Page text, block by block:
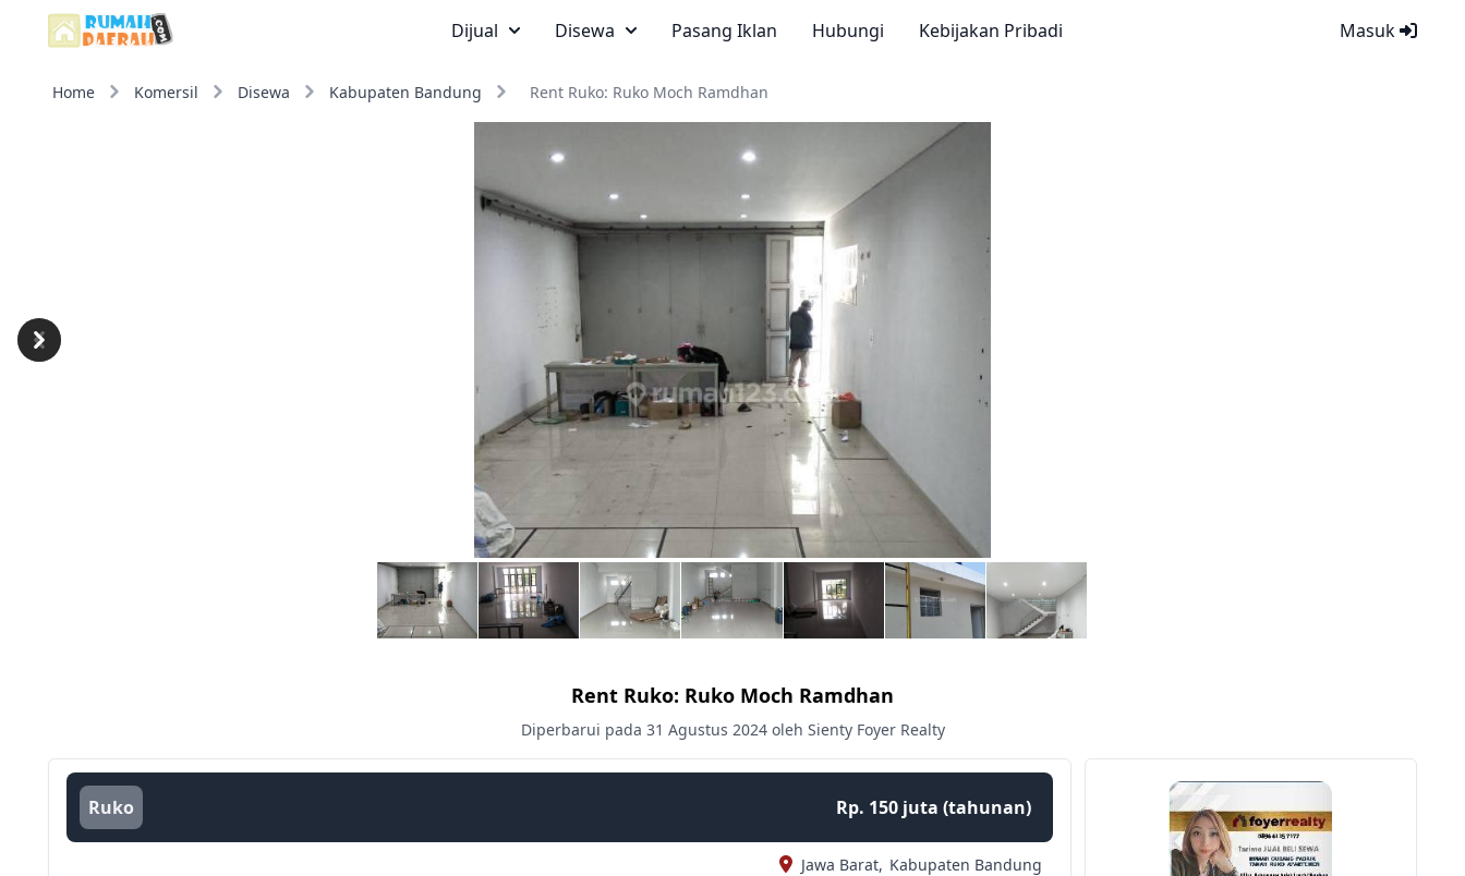
Masuk
Dijual Disewa Pasang Iklan Hubungi Kebijakan Pribadi
Home Komersil Disewa Kabupaten Bandung Rent Ruko: Ruko Moch Ramdhan
Previous
Next
Rent Ruko: Ruko Moch Ramdhan
Diperbarui pada 31 Agustus 2024 oleh Sienty Foyer Realty
Ruko Rp. 150 juta (tahunan)
Jawa Barat, Kabupaten Bandung